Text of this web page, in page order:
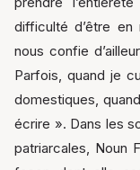
difficulté d’être
nous confie
Parfois, quand je
domestiques,
écrire ». Dans les
patriarcales, Noun